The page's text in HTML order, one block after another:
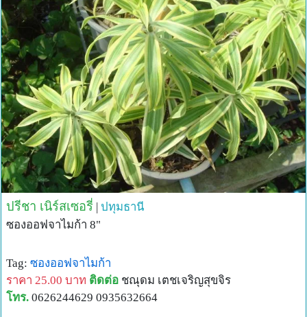
ปรีชา เนิร์สเซอรี่ | ปทุมธานี
ซองออฟจาไมก้า 8"
Tag: ซองออฟจาไมก้า
ราคา 25.00 บาท ติดต่อ ชณุดม เตชเจริญสุขจิร
โทร. 0626244629 0935632664